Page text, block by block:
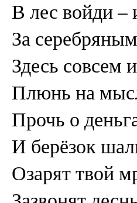
В лес войди –
За
Здесь совсем
Плюнь на
Прочь о
И берёзок
Озарят твой